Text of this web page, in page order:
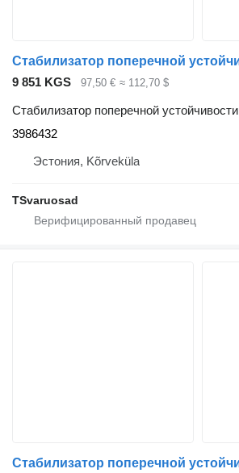
9 851 KGS 97,50 € ≈ 112,70 $
Стабилизатор поперечной устойчивости
3986432
Эстония, Kõrveküla
TSvaruosad